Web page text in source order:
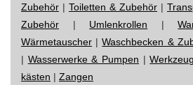
Zubehör | Toiletten & Zubehör |
Zubehör | Umlenkrollen |
Wärmetauscher |Waschbecken &
| Wasserwerke & Pumpen |Werkzeug
kästen | Zangen